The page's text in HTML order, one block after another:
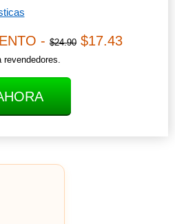
- $24.90 $17.43
revendedores.